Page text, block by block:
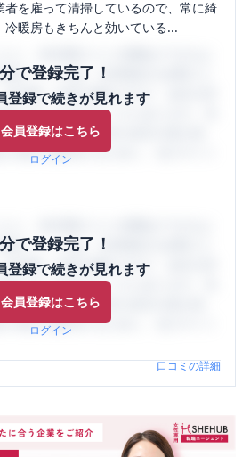
者を雇って清掃しているので、常に綺
冷暖房もきちんと効いている...
で登録完了！
登録で続きが見れます
会員登録はこちら
ログイン
シーハブ)は、女性限定の企業口コ
給与面・女性の働きやすさ・会社の評
気にすべき点がたくさんあります。先
コミを通して、本当の会社の姿を知
の悩みを解消するために、ぜひサイト
で登録完了！
登録で続きが見れます
会員登録はこちら
ログイン
シーハブ)は、女性限定の企業口コ
給与面・女性の働きやすさ・会社の評
気にすべき点がたくさんあります。先
コミを通して、本当の会社の姿を知
の悩みを解消するために、ぜひサイト
口コミの詳細